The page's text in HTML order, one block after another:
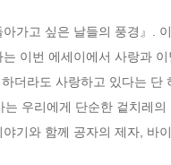
가고 싶은 날들의 풍경』.
이번 에세이에서 사랑과
더라도 사랑하고 있다는 단
우리에게 단순한 겉치레
기와 함께 공자의 제자, 바